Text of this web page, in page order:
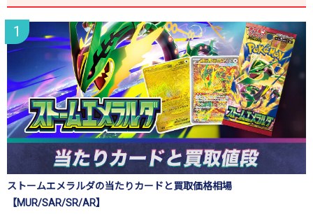
ストームエメラルダの当たりカードと買取価格相場
【MUR/SAR/SR/AR】